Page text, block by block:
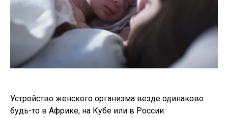
Устройство женского организма везде одинаково
будь-то в Африке, на Кубе или в России.